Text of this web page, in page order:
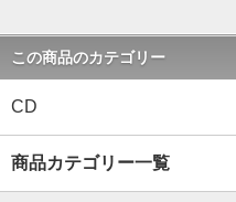
この商品のカテゴリー
CD
商品カテゴリー一覧